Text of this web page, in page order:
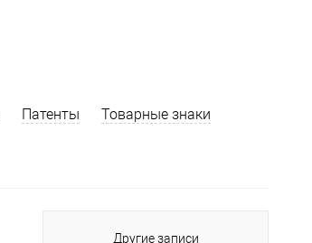
Патенты Товарные знаки
Другие записи